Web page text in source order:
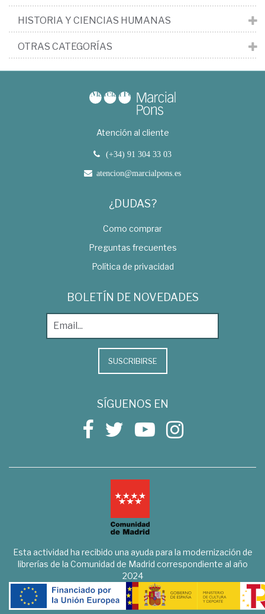
HISTORIA Y CIENCIAS HUMANAS
OTRAS CATEGORÍAS
Atención al cliente
(+34) 91 304 33 03
atencion@marcialpons.es
¿DUDAS?
Como comprar
Preguntas frecuentes
Política de privacidad
BOLETÍN DE NOVEDADES
SUSCRIBIRSE
SÍGUENOS EN
Esta actividad ha recibido una ayuda para la modernización de
librerías de la Comunidad de Madrid correspondiente al año
2024